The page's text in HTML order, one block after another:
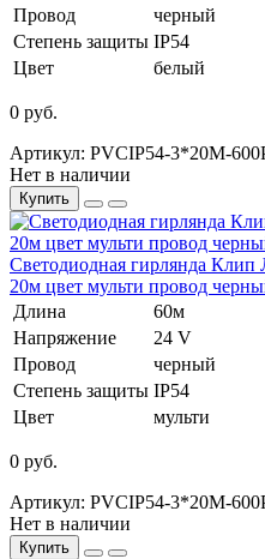
Провод
черный
Степень защиты IP54
Цвет
белый
0 руб.
Артикул: PVCIP54-3*20M-
Нет в наличии
Купить
Светодиодная гирлянда
20м цвет мульти провод
Длина
60м
Напряжение
24 V
Провод
черный
Степень защиты IP54
Цвет
мульти
0 руб.
Артикул: PVCIP54-3*20M-
Нет в наличии
Купить